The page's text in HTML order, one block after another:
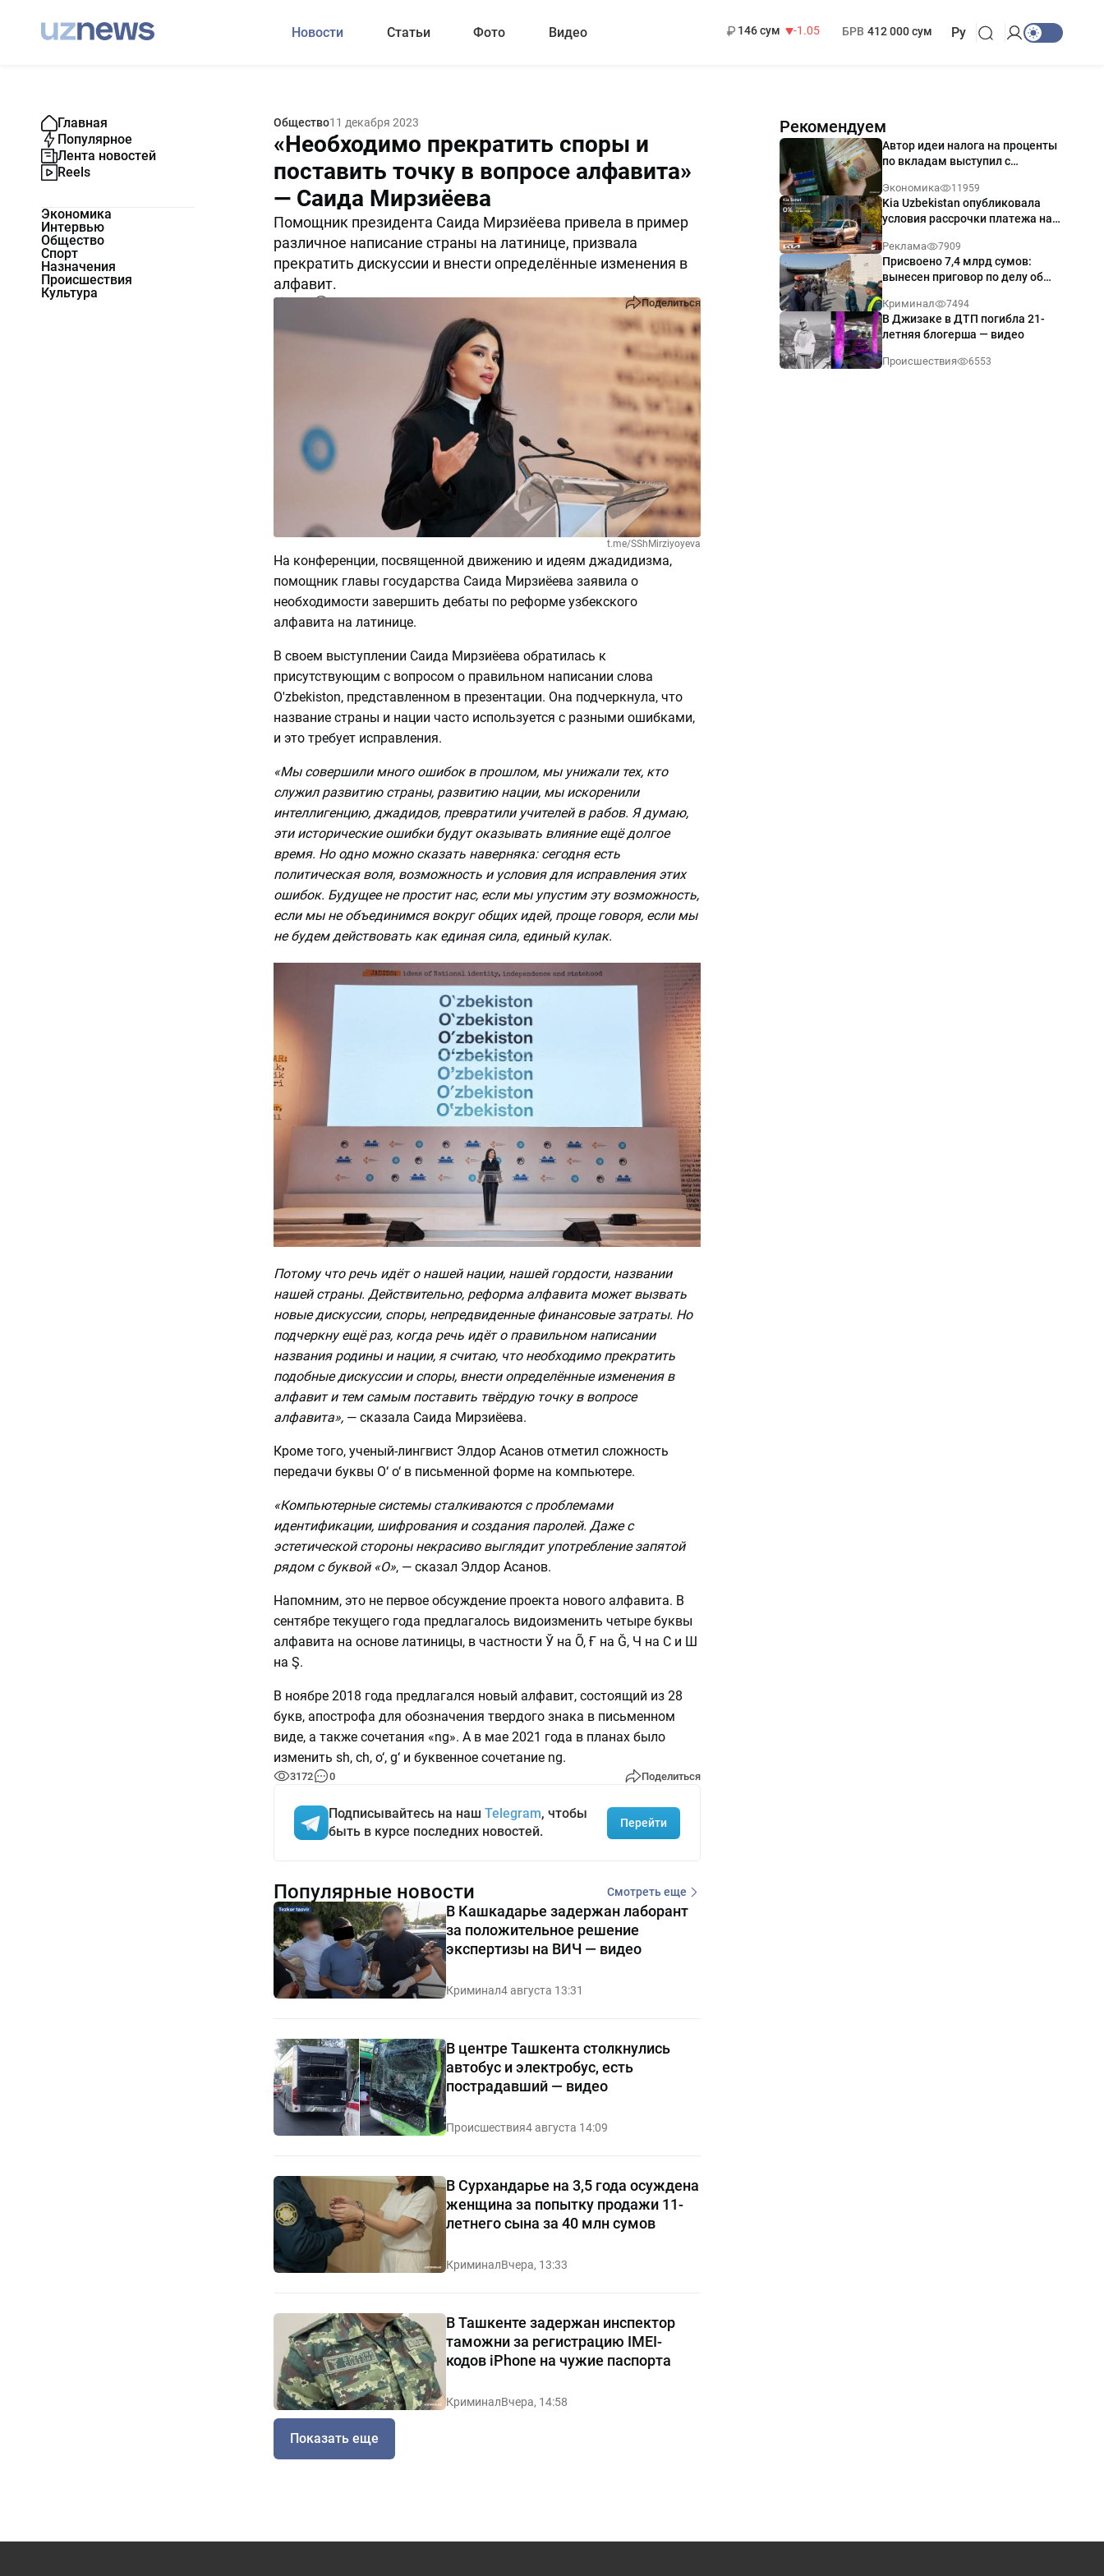
Новости Статьи Фото Видео
146 сум
-1.05
БРВ 412 000 сум Ру
Главная
Популярное
Лента новостей
Reels
Экономика
Интервью
Общество
Спорт
Назначения
Происшествия
Культура
Общество11 декабря 2023
«Необходимо прекратить споры и
поставить точку в вопросе алфавита»
— Саида Мирзиёева
Помощник президента Саида Мирзиёева привела в пример
различное написание страны на латинице, призвала
прекратить дискуссии и внести определённые изменения в
алфавит.
Поделиться
t.me/SShMirziyoyeva
На конференции, посвященной движению и идеям джадидизма,
помощник главы государства Саида Мирзиёева заявила о
необходимости завершить дебаты по реформе узбекского
алфавита на латинице.
В своем выступлении Саида Мирзиёева обратилась к
присутствующим с вопросом о правильном написании слова
O'zbekiston, представленном в презентации. Она подчеркнула, что
название страны и нации часто используется с разными ошибками,
и это требует исправления.
«Мы совершили много ошибок в прошлом, мы унижали тех, кто
служил развитию страны, развитию нации, мы искоренили
интеллигенцию, джадидов, превратили учителей в рабов. Я думаю,
эти исторические ошибки будут оказывать влияние ещё долгое
время. Но одно можно сказать наверняка: сегодня есть
политическая воля, возможность и условия для исправления этих
ошибок. Будущее не простит нас, если мы упустим эту возможность,
если мы не объединимся вокруг общих идей, проще говоря, если мы
не будем действовать как единая сила, единый кулак.
Потому что речь идёт о нашей нации, нашей гордости, названии
нашей страны. Действительно, реформа алфавита может вызвать
новые дискуссии, споры, непредвиденные финансовые затраты. Но
подчеркну ещё раз, когда речь идёт о правильном написании
названия родины и нации, я считаю, что необходимо прекратить
подобные дискуссии и споры, внести определённые изменения в
алфавит и тем самым поставить твёрдую точку в вопросе
алфавита»,— сказала Саида Мирзиёева.
Кроме того, ученый-лингвист Элдор Асанов отметил сложность
передачи буквы O‘ o‘ в письменной форме на компьютере.
«Компьютерные системы сталкиваются с проблемами
идентификации, шифрования и создания паролей. Даже с
эстетической стороны некрасиво выглядит употребление запятой
рядом с буквой «O», — сказал Элдор Асанов.
Напомним, это не первое обсуждение проекта нового алфавита. В
сентябре текущего года предлагалось видоизменить четыре буквы
алфавита на основе латиницы, в частности Ў на Õ, Ғ на Ğ, Ч на С и Ш
на Ş.
В ноябре 2018 года предлагался новый алфавит, состоящий из 28
букв, апострофа для обозначения твердого знака в письменном
виде, а также сочетания «ng». А в мае 2021 года в планах было
изменить sh, ch, o‘, g‘ и буквенное сочетание ng.
3172 0 Поделиться
Подписывайтесь на наш Telegram, чтобы
быть в курсе последних новостей.
Перейти
Рекомендуем
Автор идеи налога на проценты
по вкладам выступил с
Экономика 11959
Kia Uzbekistan опубликовала
условия рассрочки платежа на
годовых
Реклама 7909
Присвоено 7,4 млрд сумов:
вынесен приговор по делу об
Ташкенте
Криминал 7494
В Джизаке в ДТП погибла 21-
летняя блогерша — видео
Происшествия 6553
Популярные новости Смотреть еще
В Кашкадарье задержан лаборант
за положительное решение
экспертизы на ВИЧ — видео
Криминал4 августа 13:31
В центре Ташкента столкнулись
автобус и электробус, есть
пострадавший — видео
Происшествия4 августа 14:09
В Сурхандарье на 3,5 года осуждена
женщина за попытку продажи 11-
летнего сына за 40 млн сумов
КриминалВчера, 13:33
В Ташкенте задержан инспектор
таможни за регистрацию IMEI-
кодов iPhone на чужие паспорта
КриминалВчера, 14:58
Показать еще